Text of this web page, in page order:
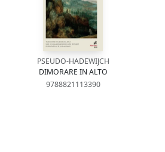
PSEUDO-HADEWIJCH
DIMORARE IN ALTO
9788821113390